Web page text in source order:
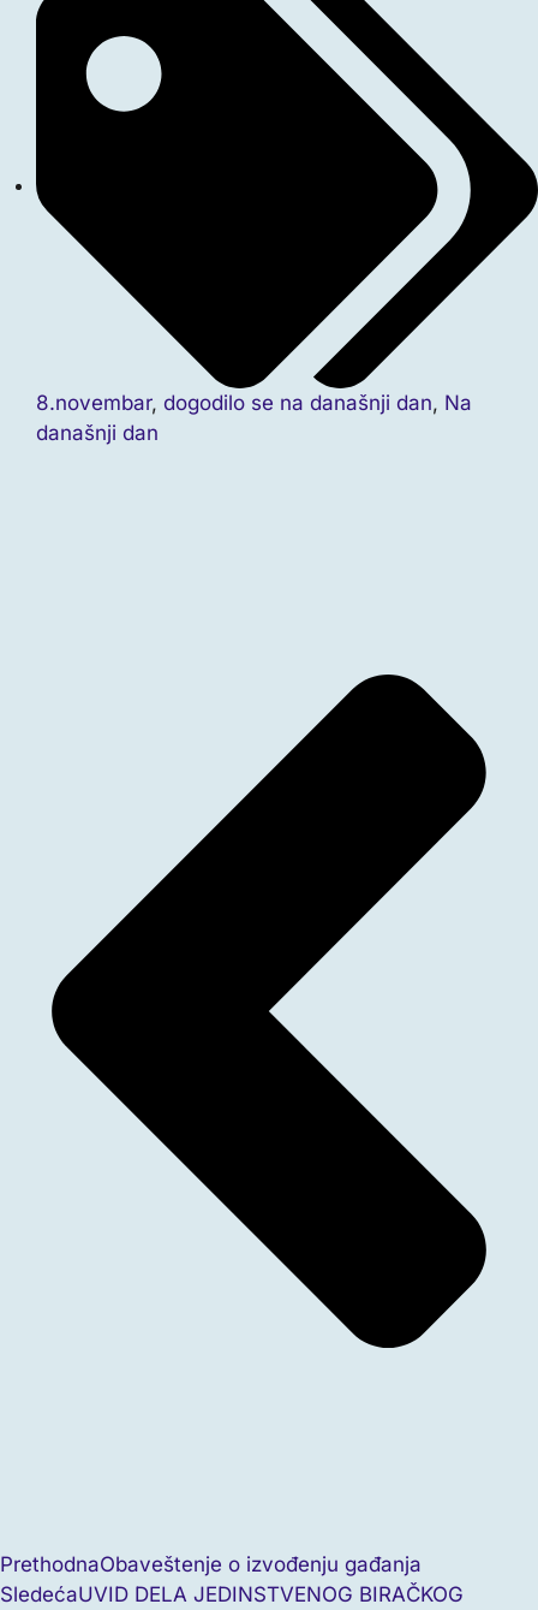
8.novembar, dogodilo se na današnji dan, Na
današnji dan
PrethodnaObaveštenje o izvođenju gađanja
SledećaUVID DELA JEDINSTVENOG BIRAČKOG